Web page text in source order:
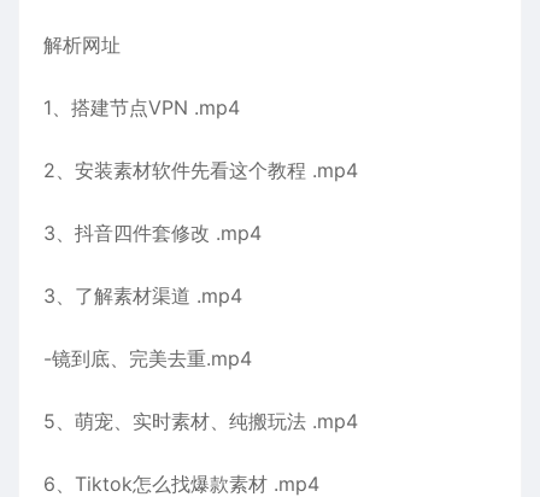
解析网址
1、搭建节点VPN .mp4
2、安装素材软件先看这个教程 .mp4
3、抖音四件套修改 .mp4
3、了解素材渠道 .mp4
-镜到底、完美去重.mp4
5、萌宠、实时素材、纯搬玩法 .mp4
6、Tiktok怎么找爆款素材 .mp4